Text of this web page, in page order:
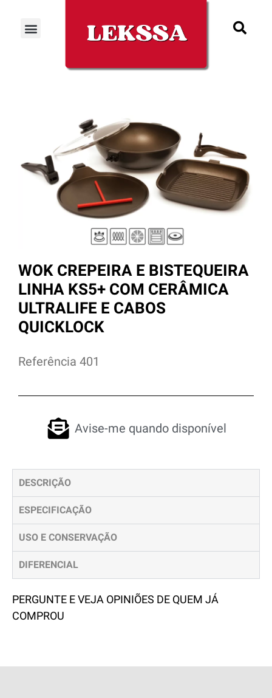
WOK CREPEIRA E BISTEQUEIRA
LINHA KS5+ COM CERÂMICA
ULTRALIFE E CABOS
QUICKLOCK
Referência 401
Avise-me quando disponível
DESCRIÇÃO
ESPECIFICAÇÃO
USO E CONSERVAÇÃO
DIFERENCIAL
PERGUNTE E VEJA OPINIÕES DE QUEM JÁ
COMPROU